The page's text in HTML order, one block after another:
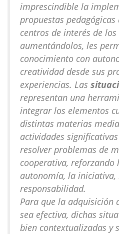
imprescindible la
propuestas
centros de interés de
aumentándolos, les
conocimiento con
creatividad desde sus
experiencias. Las
representan una
integrar los elementos
distintas materias
actividades
resolver problemas de
cooperativa,
autonomía, la
responsabilidad.
Para que la adquisición
sea efectiva, dichas
bien contextualizadas y